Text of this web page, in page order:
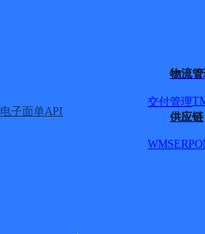
电子面单API
物流
交付管理
供应链
WMSERP